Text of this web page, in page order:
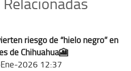
riesgo de “hielo negro” en
de Chihuahua🎦
2026 12:37